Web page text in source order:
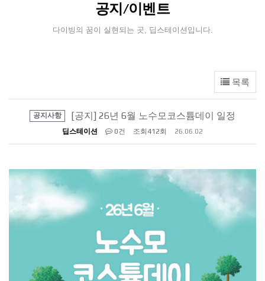
공지/이벤트
다이빙의 꿈이 실현되는 곳, 딥스테이션입니다.
목록
공지사항 [공지] 26년 6월 노수모코스튬데이 일정
딥스테이션 0건 조회 412회 26.06.02